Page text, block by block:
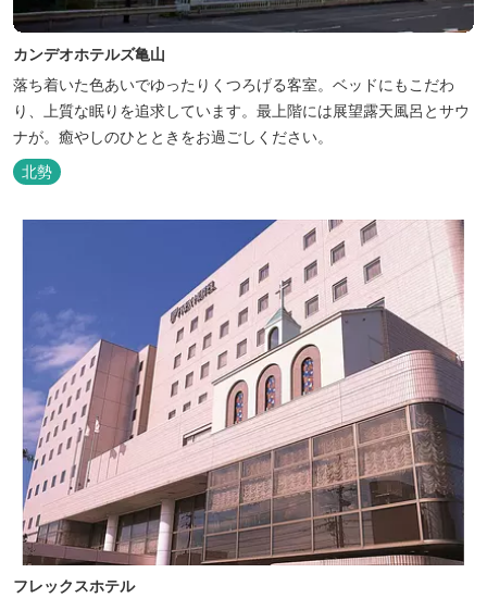
カンデオホテルズ亀山
落ち着いた色あいでゆったりくつろげる客室。ベッドにもこだわ
り、上質な眠りを追求しています。最上階には展望露天風呂とサウ
ナが。癒やしのひとときをお過ごしください。
北勢
フレックスホテル